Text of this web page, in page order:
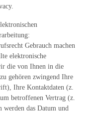
Gebrauch machen
elektronische
die von Ihnen in die
gehören zwingend Ihre
Ihre Kontaktdaten (z.
betroffenen Vertrag (z.
das Datum und